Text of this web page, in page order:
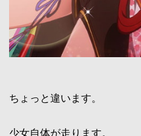
ちょっと違います。
少女自体が走ります。